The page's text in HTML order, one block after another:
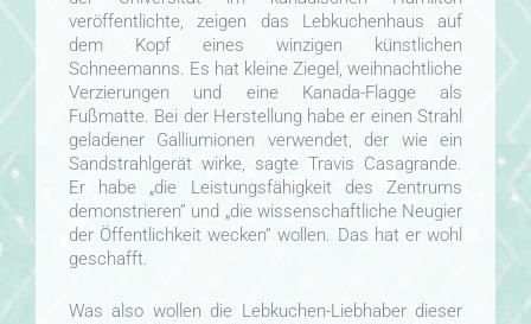
veröffentlichte, zeigen das Lebkuchenhaus auf
dem Kopf eines winzigen künstlichen
Schneemanns. Es hat kleine Ziegel, weihnachtliche
Verzierungen und eine Kanada-Flagge als
Fußmatte. Bei der Herstellung habe er einen Strahl
geladener Galliumionen verwendet, der wie ein
Sandstrahlgerät wirke, sagte Travis Casagrande.
Er habe „die Leistungsfähigkeit des Zentrums
demonstrieren” und „die wissenschaftliche Neugier
der Öffentlichkeit wecken” wollen. Das hat er wohl
geschafft.
Was also wollen die Lebkuchen-Liebhaber dieser